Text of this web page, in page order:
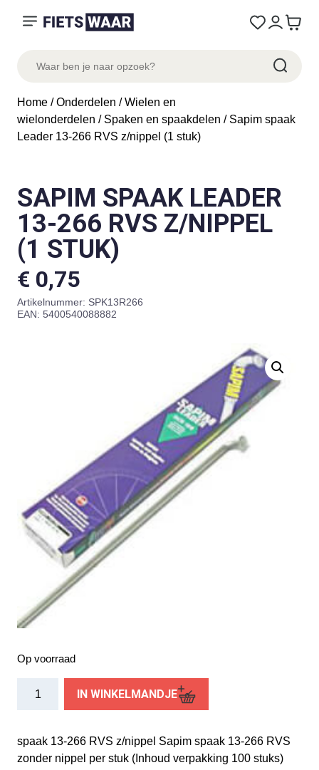
Home /Onderdelen /Wielen en
wielonderdelen / Spaken en spaakdelen / Sapim spaak
Leader 13-266 RVS z/nippel (1 stuk)
SAPIM SPAAK LEADER
13-266 RVS Z/NIPPEL
(1 STUK)
€ 0,75
Artikelnummer: SPK13R266
EAN: 5400540088882
Op voorraad
13-
266
IN WINKELMANDJE
spaak 13-266 RVS z/nippel Sapim spaak 13-266 RVS
zonder nippel per stuk (Inhoud verpakking 100 stuks)